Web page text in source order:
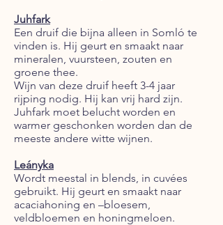
Juhfark
Een druif die bijna alleen in Somló te
vinden is. Hij geurt en smaakt naar
mineralen, vuursteen, zouten en
groene thee.
Wijn van deze druif heeft 3-4 jaar
rijping nodig. Hij kan vrij hard zijn.
Juhfark moet belucht worden en
warmer geschonken worden dan de
meeste andere witte wijnen.
Leányka
Wordt meestal in blends, in cuvées
gebruikt. Hij geurt en smaakt naar
acaciahoning en –bloesem,
veldbloemen en honingmeloen.